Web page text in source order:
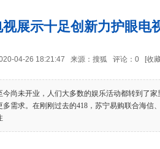
展示十足创新力护眼电
04-26 18:21:47 来源：搜狐 评论： 0 [收
未开业，人们大多数的娱乐活动都转到了家
需求。在刚刚过去的418，苏宁易购联合海信